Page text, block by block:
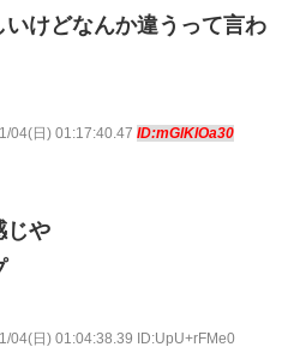
けどなんか違うって言わ
04(日) 01:17:40.47 ID:mGlKlOa30
じや
04(日) 01:04:38.39 ID:UpU+rFMe0